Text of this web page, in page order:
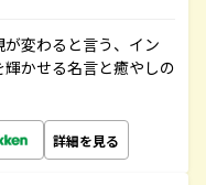
変わると言う、イン
かせる名言と癒やしの
詳細を見る